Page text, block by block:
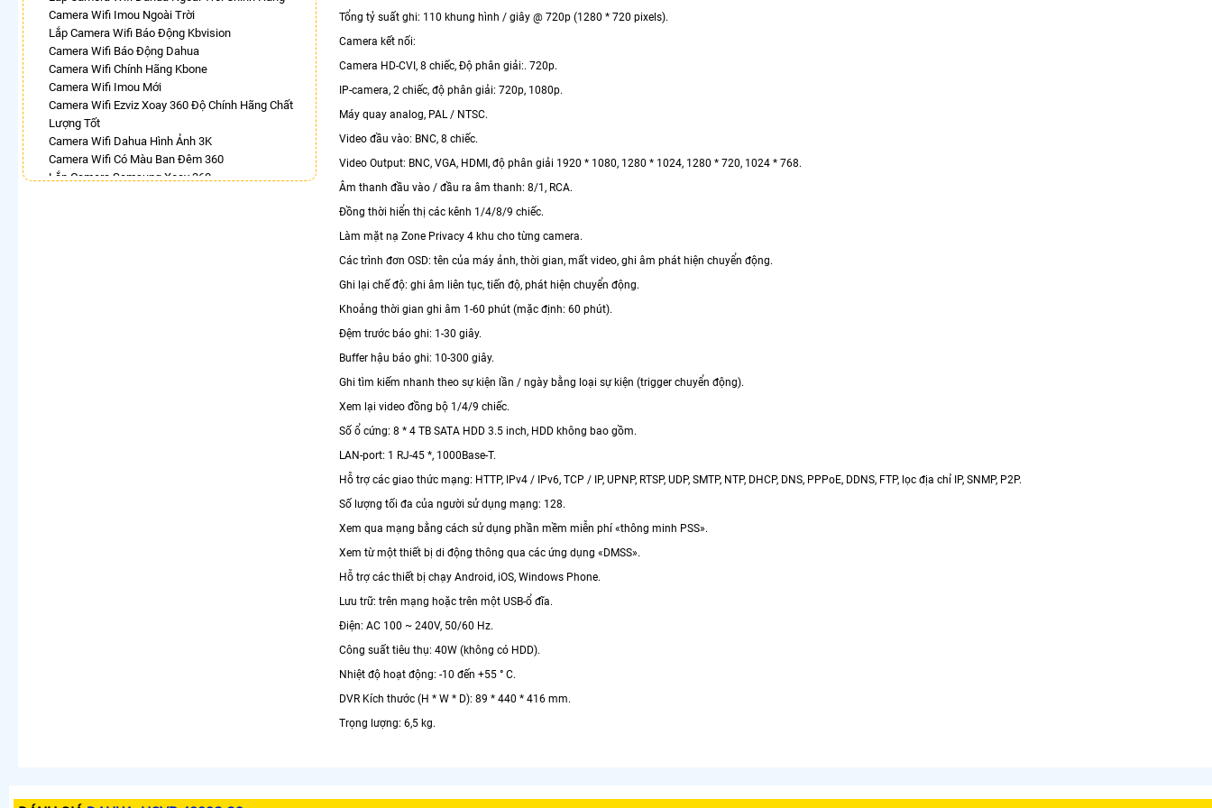
Camera Wifi Imou Ngoài Trời
Lắp Camera Wifi Báo Động Kbvision
Camera Wifi Báo Động Dahua
Camera Wifi Chính Hãng Kbone
Camera Wifi Imou Mới
Camera Wifi Ezviz Xoay 360 Độ Chính Hãng Chất
Lượng Tốt
Camera Wifi Dahua Hình Ảnh 3K
Camera Wifi Có Màu Ban Đêm 360
Lắp Camera Samsung Xoay 360
Tổng tỷ suất ghi: 110 khung hình / giây @ 720p (1280 * 720 pixels).
Camera kết nối:
Camera HD-CVI, 8 chiếc, Độ phân giải:. 720p.
IP-camera, 2 chiếc, độ phân giải: 720p, 1080p.
Máy quay analog, PAL / NTSC.
Video đầu vào: BNC, 8 chiếc.
Video Output: BNC, VGA, HDMI, độ phân giải 1920 * 1080, 1280 * 1024, 1280 * 720, 1024 * 768.
Âm thanh đầu vào / đầu ra âm thanh: 8/1, RCA.
Đồng thời hiển thị các kênh 1/4/8/9 chiếc.
Làm mặt nạ Zone Privacy 4 khu cho từng camera.
Các trình đơn OSD: tên của máy ảnh, thời gian, mất video, ghi âm phát hiện chuyển động.
Ghi lại chế độ: ghi âm liên tục, tiến độ, phát hiện chuyển động.
Khoảng thời gian ghi âm 1-60 phút (mặc định: 60 phút).
Đệm trước báo ghi: 1-30 giây.
Buffer hậu báo ghi: 10-300 giây.
Ghi tìm kiếm nhanh theo sự kiện lần / ngày bằng loại sự kiện (trigger chuyển động).
Xem lại video đồng bộ 1/4/9 chiếc.
Số ổ cứng: 8 * 4 TB SATA HDD 3.5 inch, HDD không bao gồm.
LAN-port: 1 RJ-45 *, 1000Base-T.
Hỗ trợ các giao thức mạng: HTTP, IPv4 / IPv6, TCP / IP, UPNP, RTSP, UDP, SMTP, NTP, DHCP, DNS, PPPoE, DDNS, FTP, lọc địa chỉ IP, SNMP, P2P.
Số lượng tối đa của người sử dụng mạng: 128.
Xem qua mạng bằng cách sử dụng phần mềm miễn phí «thông minh PSS».
Xem từ một thiết bị di động thông qua các ứng dụng «DMSS».
Hỗ trợ các thiết bị chạy Android, iOS, Windows Phone.
Lưu trữ: trên mạng hoặc trên một USB-ổ đĩa.
Điện: AC 100 ~ 240V, 50/60 Hz.
Công suất tiêu thụ: 40W (không có HDD).
Nhiệt độ hoạt động: -10 đến +55 ° C.
DVR Kích thước (H * W * D): 89 * 440 * 416 mm.
Trọng lượng: 6,5 kg.